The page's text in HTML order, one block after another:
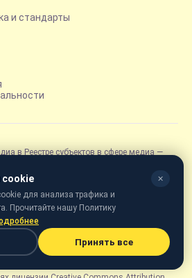
и стандарты
в Реестре субъектов в сфере медиа —
проектом «РБК-Украина»,
и всё, что интересно читать вне
другие изображения принадлежат их
фотографий, отмеченных Getty
при наличии письменного
Getty Images. Фотографии, отмеченные
cookie ✕
для анализа трафика и
Прочитайте нашу Политику
Принять все